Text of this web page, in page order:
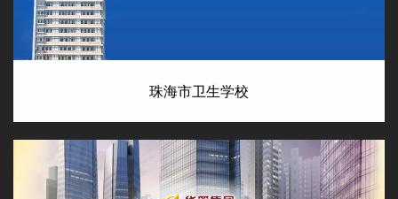
珠海市卫生学校